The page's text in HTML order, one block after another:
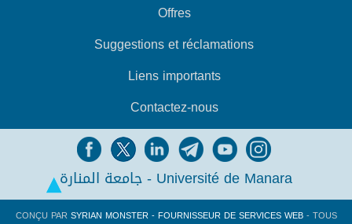
Offres
Suggestions et réclamations
Liens importants
Contactez-nous
جامعة المنارة - Université de Manara
CONÇU PARSYRIAN MONSTER - FOURNISSEUR DE SERVICES WEB- TOUS